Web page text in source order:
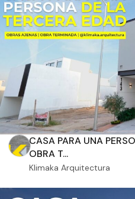
CASA PARA UNA
OBRA T...
Klimaka Arquitectura